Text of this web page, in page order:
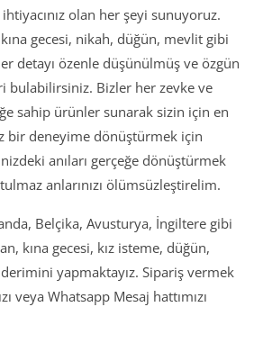
olan her şeyi sunuyoruz.
gecesi, nikah, düğün, mevlit gibi
detayı özenle düşünülmüş ve özgün
bulabilirsiniz. Bizler her zevke ve
sahip ürünler sunarak sizin için en
bir deneyime dönüştürmek için
anıları gerçeğe dönüştürmek
anlarınızı ölümsüzleştirelim.
Belçika, Avusturya, İngiltere gibi
kına gecesi, kız isteme, düğün,
yapmaktayız. Sipariş vermek
veya Whatsapp Mesaj hattımızı